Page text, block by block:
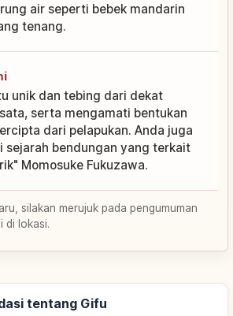
air seperti bebek mandarin
tenang.
unik dan tebing dari dekat
serta mengamati bentukan
dari pelapukan. Anda juga
sejarah bendungan yang terkait
Momosuke Fukuzawa.
silakan merujuk pada pengumuman
di lokasi.
tentang Gifu